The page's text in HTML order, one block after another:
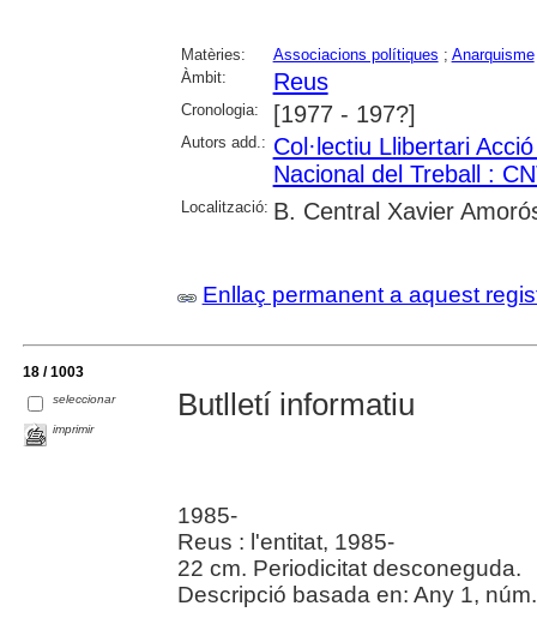
Matèries: Associacions polítiques ; Anarquisme
Àmbit:
Reus
Cronologia: [1977 - 197?]
Autors add.: Col·lectiu Llibertari
Nacional del Treball :
Localització: B. Central Xavier
Enllaç permanent a aquest
18 / 1003
seleccionar
imprimir
Butlletí informatiu
1985-
Reus : l'entitat, 1985-
22 cm. Periodicitat desconeguda.
Descripció basada en: Any 1,